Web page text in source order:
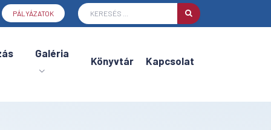
PÁLYÁZATOK
Galéria
Könyvtár Kapcsolat